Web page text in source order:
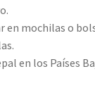
en mochilas o
en los Países